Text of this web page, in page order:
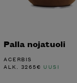
Palla nojatuoli
ACERBIS
ALK. 3265€ UUSI